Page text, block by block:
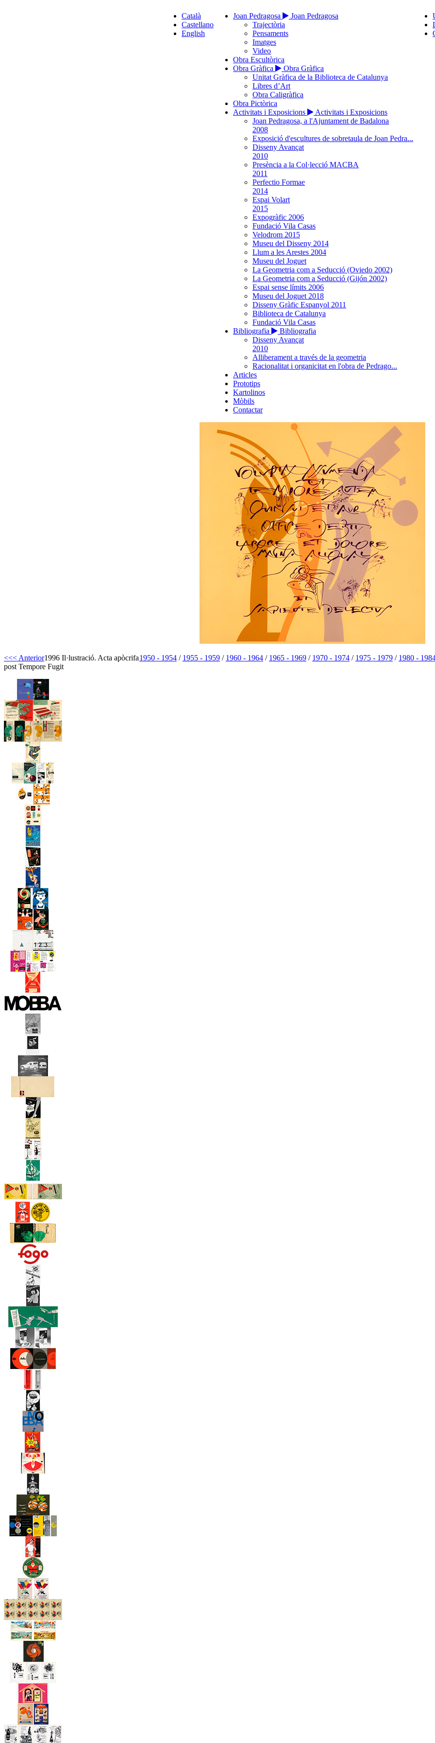
Joan Pedragosa
Joan Pedragosa
Trajectòria
Pensaments
Imatges
Video
Obra Escultòrica
Obra Gràfica
Obra Gràfica
Unitat Gràfica de la Biblioteca de Catalunya
Libres d’Art
Obra Caligràfica
Obra Pictòrica
Activitats i Exposicions
Activitats i Exposicions
Joan Pedragosa, a l'Ajuntament de Badalona
2008
Exposició d'escultures de sobretaula de Joan Pedra...
Disseny Avançat
2010
Presència a la Col·lecció MACBA
2011
Perfectio Formae
2014
Espai Volart
2015
Expogràfic 2006
Fundació Vila Casas
Velodrom 2015
Museu del Disseny 2014
Llum a les Arestes 2004
Museu del Joguet
La Geometria com a Seducció (Oviedo 2002)
La Geometria com a Seducció (Gijón 2002)
Espai sense límits 2006
Museu del Joguet 2018
Disseny Gràfic Espanyol 2011
Biblioteca de Catalunya
Fundació Vila Casas
Bibliografia
Bibliografia
Disseny Avançat
2010
Alliberament a través de la geometria
Racionalitat i organicitat en l'obra de Pedrago...
Articles
Prototips
Kartolinos
Mòbils
Contactar
Català
Castellano
English
<<< Anterior 1950 - 1954 / 1955 - 1959 / 1960 - 1964 / 1965 - 1969 / 1970 - 1974 / 1975 - 1979 / 1980 -
1996 Il·lustració. Acta apòcrifa
post Tempore Fugit